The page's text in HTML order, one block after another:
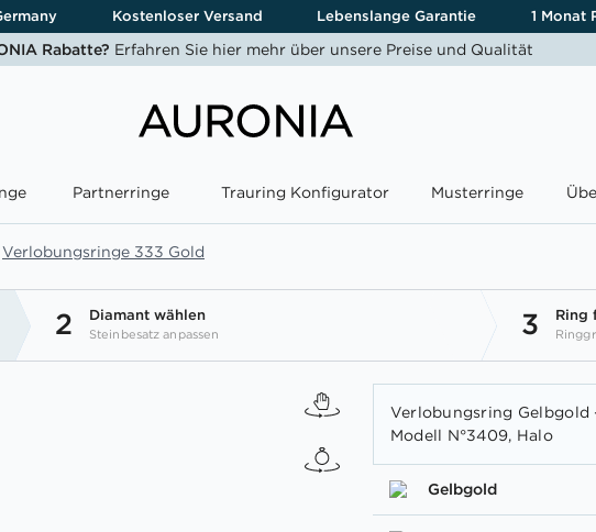
Kostenloser Versand Lebenslange Garantie 1 Monat
Rabatte? Erfahren Sie hier mehr über unsere Preise und Qualität
Partnerringe Trauring Konfigurator Musterringe
Verlobungsringe 333 Gold
2 Diamant wählen
Steinbesatz anpassen 3 Ring
Verlobungsring Gelbgold
Modell N°3409, Halo
Gelbgold